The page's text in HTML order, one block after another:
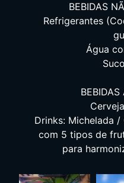
BEBIDAS
Refrigerantes
Água
Drinks: Michelada
com 5 tipos de
para